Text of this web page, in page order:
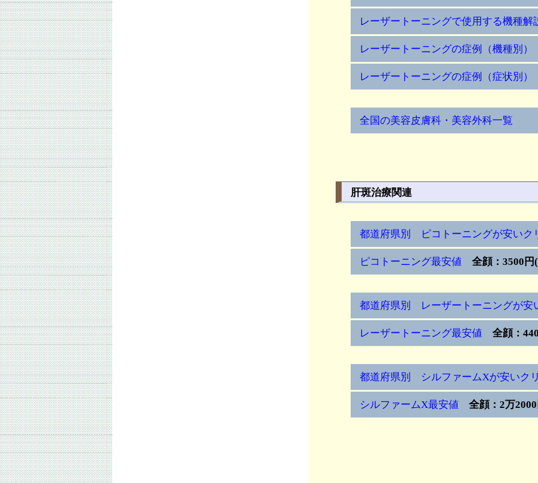
レーザートーニングで使用する機種解
レーザートーニングの症例（機種別）
レーザートーニングの症例（症状別）
全国の美容皮膚科・美容外科一覧
肝斑治療関連
都道府県別 ピコトーニングが安いク
ピコトーニング最安値 全顔：3500円
都道府県別 レーザートーニングが安
レーザートーニング最安値 全顔：
都道府県別 シルファームXが安いク
シルファームX最安値 全顔：2万